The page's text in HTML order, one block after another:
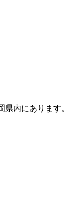
内にあります。